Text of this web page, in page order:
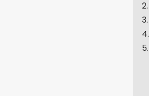
2.
3.
4.
5.